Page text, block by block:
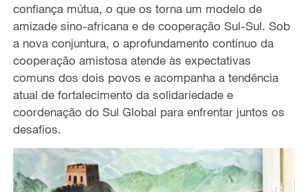
confiança mútua, o que os torna um modelo de
amizade sino-africana e de cooperação Sul-Sul. Sob
a nova conjuntura, o aprofundamento contínuo da
cooperação amistosa atende às expectativas
comuns dos dois povos e acompanha a tendência
atual de fortalecimento da solidariedade e
coordenação do Sul Global para enfrentar juntos os
desafios.